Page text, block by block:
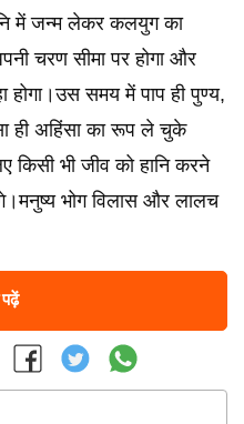
में जन्म लेकर कलयुग का
चरण सीमा पर होगा और
होगा।उस समय में पाप ही पुण्य,
ही अहिंसा का रूप ले चुके
किसी भी जीव को हानि करने
भोग विलास और लालच